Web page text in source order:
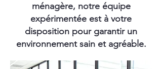
ménagère, notre équipe
expérimentée est à votre
disposition pour garantir un
environnement sain et agréable.